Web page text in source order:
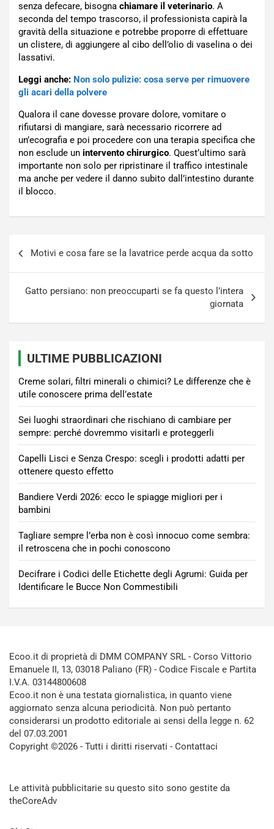
senza defecare, bisogna chiamare il veterinario. A
seconda del tempo trascorso, il professionista capirà la
gravità della situazione e potrebbe proporre di effettuare
un clistere, di aggiungere al cibo dell’olio di vaselina o dei
lassativi.
Leggi anche: Non solo pulizie: cosa serve per rimuovere
gli acari della polvere
Qualora il cane dovesse provare dolore, vomitare o
rifiutarsi di mangiare, sarà necessario ricorrere ad
un’ecografia e poi procedere con una terapia specifica che
non esclude un intervento chirurgico. Quest’ultimo sarà
importante non solo per ripristinare il traffico intestinale
ma anche per vedere il danno subito dall’intestino durante
il blocco.
Motivi e cosa fare se la lavatrice perde acqua da sotto
Gatto persiano: non preoccuparti se fa questo l’intera
giornata
ULTIME PUBBLICAZIONI
Creme solari, filtri minerali o chimici? Le differenze che è
utile conoscere prima dell’estate
Sei luoghi straordinari che rischiano di cambiare per
sempre: perché dovremmo visitarli e proteggerli
Capelli Lisci e Senza Crespo: scegli i prodotti adatti per
ottenere questo effetto
Bandiere Verdi 2026: ecco le spiagge migliori per i
bambini
Tagliare sempre l’erba non è così innocuo come sembra:
il retroscena che in pochi conoscono
Decifrare i Codici delle Etichette degli Agrumi: Guida per
Identificare le Bucce Non Commestibili
Ecoo.it di proprietà di DMM COMPANY SRL - Corso Vittorio
Emanuele II, 13, 03018 Paliano (FR) - Codice Fiscale e Partita
I.V.A. 03144800608
Ecoo.it non è una testata giornalistica, in quanto viene
aggiornato senza alcuna periodicità. Non può pertanto
considerarsi un prodotto editoriale ai sensi della legge n. 62
del 07.03.2001
Copyright ©2026 - Tutti i diritti riservati - Contattaci
Le attività pubblicitarie su questo sito sono gestite da
theCoreAdv